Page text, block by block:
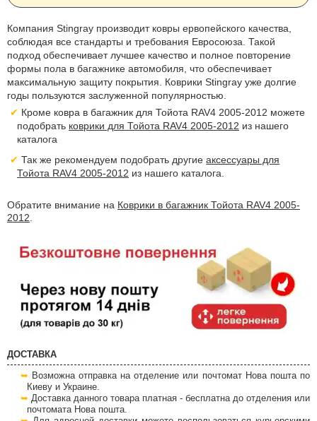
Компания Stingray производит ковры ервопейского качества,
соблюдая все стандарты и требования Евросоюза. Такой
подход обеспечивает лучшее качество и полное повторение
формы пола в багажнике автомобиля, что обеспечивает
максимальную защиту покрытия. Коврики Stingray уже долгие
годы пользуются заслуженной популярностью.
Кроме ковра в багажник для Тойота RAV4 2005-2012 можете
подобрать коврики для Тойота RAV4 2005-2012 из нашего
каталога
Так же рекомендуем подобрать другиеаксессуары для
Тойота RAV4 2005-2012 из нашего каталога.
Обратите внимание на Коврики в багажник Тойота RAV4 2005-
2012
ДОСТАВКА
Возможна отправка на отделение или почтомат Нова пошта по
Киеву и Украине.
Доставка данного товара платная - бесплатна до отделения или
почтомата Нова пошта.